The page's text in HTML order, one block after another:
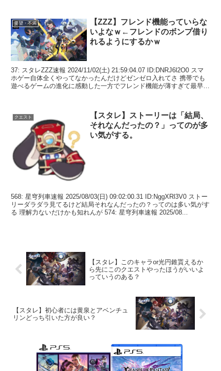
要望・不満
【ZZZ】フレンド機能っていらな
いよなｗ←フレンドのボンプ借り
れるようにするかｗ
37: スタレZZZ速報 2024/11/02(土) 21:59:04.07 ID:DNRJ6l2O0 スマ
ホゲー自体全くやってなかったんだけどゼンゼロ入れてさ 携帯でも
遊べるゲームの進化に感動した一方でフレンド機能が薄すぎて最早要
クエスト
【スタレ】ストーリーは「結局、
それなんだったの？」ってのが多
い気がする。
568: 星穹列車速報 2025/08/03(日) 09:02:00.31 ID:NggXRl3V0 ストー
リーダラダラ見てるけど結局それなんだったの？ってのは多い気がす
る 理解力ないだけかも知れんが 574: 星穹列車速報 2025/08...
【スタレ】このキャラor光円錐貰えるか
ら先にこのクエストやったほうがいいよ
っていうのある？
【スタレ】初心者には黄泉とアベンチュ
リンどっち引いた方が良い？